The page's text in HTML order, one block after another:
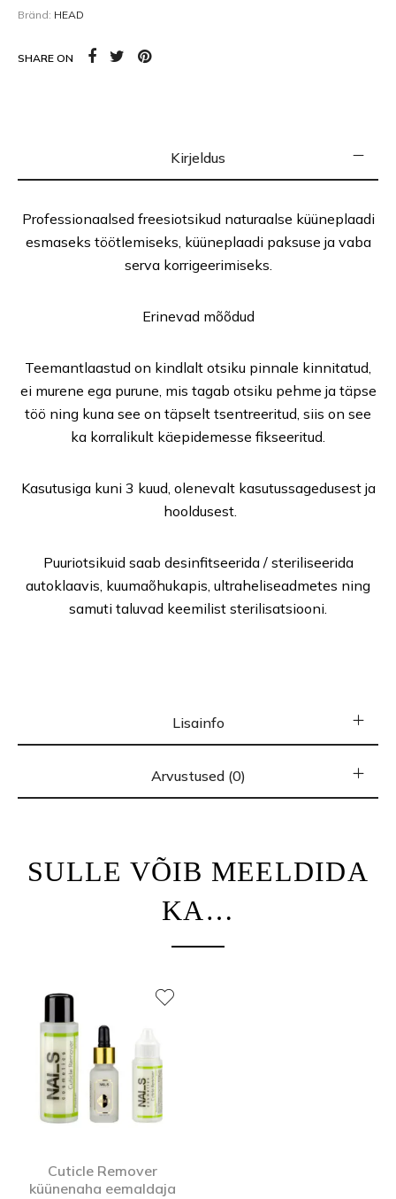
Bränd: HEAD
SHARE ON
Kirjeldus
Professionaalsed freesiotsikud naturaalse küüneplaadi
esmaseks töötlemiseks, küüneplaadi paksuse ja vaba
serva korrigeerimiseks.
Erinevad mõõdud
Teemantlaastud on kindlalt otsiku pinnale kinnitatud,
ei murene ega purune, mis tagab otsiku pehme ja täpse
töö ning kuna see on täpselt tsentreeritud, siis on see
ka korralikult käepidemesse fikseeritud.
Kasutusiga kuni 3 kuud, olenevalt kasutussagedusest ja
hooldusest.
Puuriotsikuid saab desinfitseerida / steriliseerida
autoklaavis, kuumaõhukapis, ultraheliseadmetes ning
samuti taluvad keemilist sterilisatsiooni.
Lisainfo
Arvustused (0)
SULLE VÕIB MEELDIDA
KA…
Cuticle Remover
küünenaha eemaldaja